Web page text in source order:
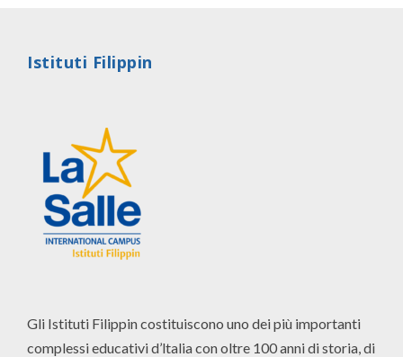
Istituti Filippin
Gli Istituti Filippin costituiscono uno dei più importanti
complessi educativi d’ltalia con oltre 100 anni di storia, di